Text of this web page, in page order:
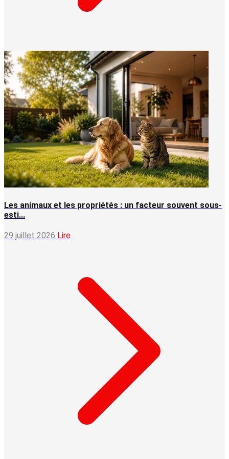
Les animaux et les propriétés : un facteur souvent sous-
esti...
29 juillet 2026 Lire